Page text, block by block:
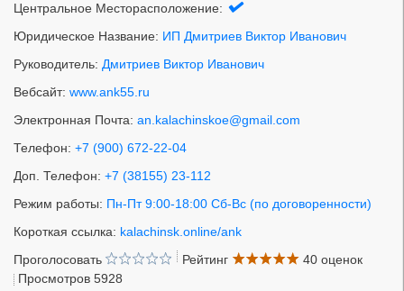
Центральное Месторасположение:
Юридическое Название: ИП Дмитриев Виктор Иванович
Руководитель: Дмитриев Виктор Иванович
Вебсайт: www.ank55.ru
Электронная Почта: an.kalachinskoe@gmail.com
Телефон: +7 (900) 672-22-04
Доп. Телефон: +7 (38155) 23-112
Режим работы: Пн-Пт 9:00-18:00 Сб-Вс (по договоренности)
Короткая ссылка: kalachinsk.online/ank
Проголосовать
Рейтинг
40 оценок
Просмотров 5928